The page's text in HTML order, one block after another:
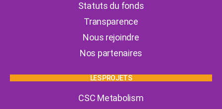
Statuts du fonds
Transparence
Nous rejoindre
Nos partenaires
LES PROJETS
CSC Metabolism